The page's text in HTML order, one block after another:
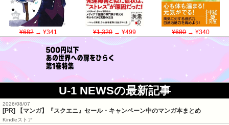
¥682→ ¥341 ¥1,320→ ¥499 ¥680→ ¥340
U-1 NEWSの最新記事
2026/08/07
[PR] 【マンガ】『スクエニ』セール・キャンペーン中のマンガ本まとめ
Kindleストア